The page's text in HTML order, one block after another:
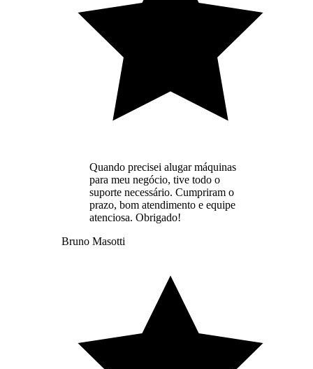
Quando precisei alugar máquinas
para meu negócio, tive todo o
suporte necessário. Cumpriram o
prazo, bom atendimento e equipe
atenciosa. Obrigado!
Bruno Masotti